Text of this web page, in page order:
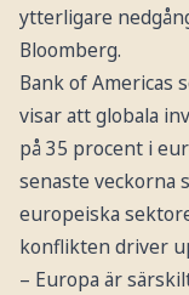
ytterligare
Bloomberg.
Bank of Americas
visar att globala
på 35 procent i
senaste veckorna
europeiska
konflikten driver
– Europa är